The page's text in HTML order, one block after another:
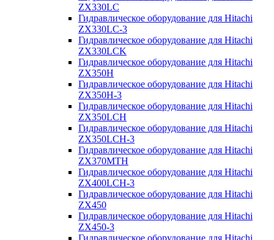
ZX330LC
Гидравлическое оборудование для Hitachi
ZX330LC-3
Гидравлическое оборудование для Hitachi
ZX330LCK
Гидравлическое оборудование для Hitachi
ZX350H
Гидравлическое оборудование для Hitachi
ZX350H-3
Гидравлическое оборудование для Hitachi
ZX350LCH
Гидравлическое оборудование для Hitachi
ZX350LCH-3
Гидравлическое оборудование для Hitachi
ZX370MTH
Гидравлическое оборудование для Hitachi
ZX400LCH-3
Гидравлическое оборудование для Hitachi
ZX450
Гидравлическое оборудование для Hitachi
ZX450-3
Гидравлическое оборудование для Hitachi